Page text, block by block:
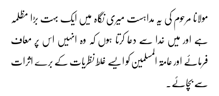
مولانا مرحوم کی یہ مداہست میری نگاہ میں ایک بہت بڑا مظلمہ
ہے اور میں خدا سے دعا کرتا ہوں کہ وہ انہیں اس پر معاف
فرمائے اور عامۃ المسلمین کو ایسے غلط نظریات کے برے اثرات
سے بچائے۔